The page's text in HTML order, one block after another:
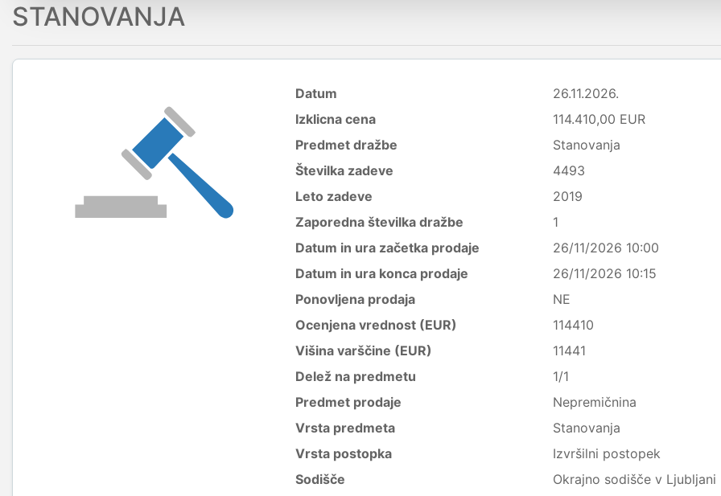
STANOVANJA
Datum
26.11.2026.
Izklicna cena
114.410,00 EUR
Predmet dražbe
Stanovanja
Številka zadeve
4493
Leto zadeve
2019
Zaporedna številka dražbe
1
Datum in ura začetka prodaje
26/11/2026 10:00
Datum in ura konca prodaje
26/11/2026 10:15
Ponovljena prodaja
NE
Ocenjena vrednost (EUR)
114410
Višina varščine (EUR)
11441
Delež na predmetu
1/1
Predmet prodaje
Nepremičnina
Vrsta predmeta
Stanovanja
Vrsta postopka
Izvršilni postopek
Sodišče
Okrajno sodišče v Ljubljani